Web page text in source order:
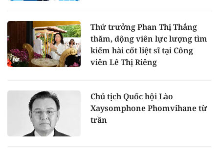
Thứ trưởng Phan Thị Thắng
thăm, động viên lực lượng tìm
kiếm hài cốt liệt sĩ tại Công
viên Lê Thị Riêng
Chủ tịch Quốc hội Lào
Xaysomphone Phomvihane từ
trần